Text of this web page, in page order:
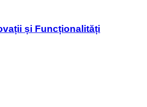
și Funcționalități